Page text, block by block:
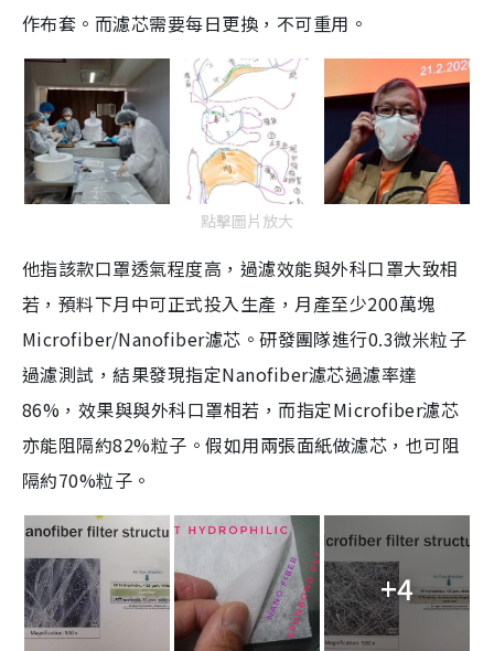
作布套。而濾芯需要每日更換，不可重用。
點擊圖片放大
他指該款口罩透氣程度高，過濾效能與外科口罩大致相
若，預料下月中可正式投入生產，月產至少200萬塊
Microfiber/Nanofiber濾芯。研發團隊進行0.3微米粒子
過濾測試，結果發現指定Nanofiber濾芯過濾率達
86%，效果與與外科口罩相若，而指定Microfiber濾芯
亦能阻隔約82%粒子。假如用兩張面紙做濾芯，也可阻
隔約70%粒子。
+4